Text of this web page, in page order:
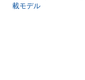
載モデル